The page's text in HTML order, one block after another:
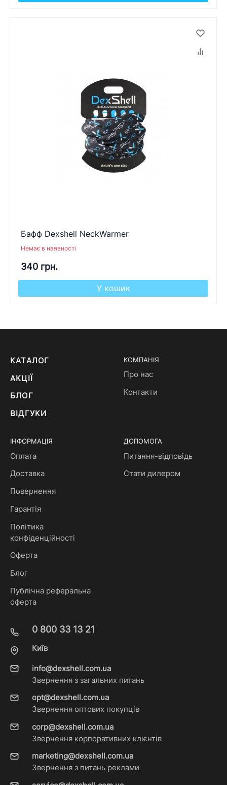
Бафф Dexshell NeckWarmer
Немає в наявності
340 грн.
У кошик
КАТАЛОГ
АКЦІЇ
БЛОГ
ВІДГУКИ
КОМПАНІЯ
Про нас
Контакти
ІНФОРМАЦІЯ
Оплата
Доставка
Повернення
Гарантія
Політика
конфіденційності
Оферта
Блог
Публічна реферальна
оферта
ДОПОМОГА
Питання-відповідь
Стати дилером
0 800 33 13 21
Київ
info@dexshell.com.ua
Звернення з загальних питань
opt@dexshell.com.ua
Звернення оптових покупців
corp@dexshell.com.ua
Звернення корпоративних клієнтів
marketing@dexshell.com.ua
Звернення з питань реклами